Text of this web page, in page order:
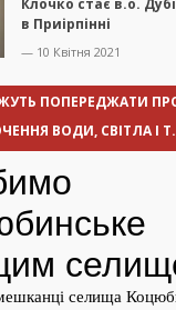
Клочко стає в.о.
в Приірпінні
— 10 Квітня 2021
ПОПЕРЕДЖАТИ
ВОДИ, СВІТЛА І